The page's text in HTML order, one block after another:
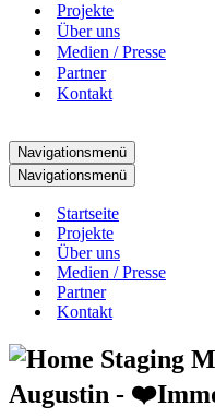
Projekte
Über uns
Medien / Presse
Partner
Kontakt
Navigationsmenü
Navigationsmenü
Startseite
Projekte
Über uns
Medien / Presse
Partner
Kontakt